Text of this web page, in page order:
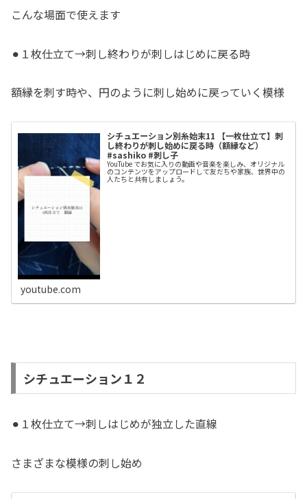
こんな場面で使えます
⚫︎１枚仕立て→刺し終わりが刺しはじめに戻る時
額縁を刺す時や、円のように刺し始めに戻っていく模様
シチュエーション別糸始末11 【一枚仕立て】刺
し終わりが刺し始めに戻る時（額縁など）
#sashiko #刺し子
YouTube でお気に入りの動画や音楽を楽しみ、オリジナル
のコンテンツをアップロードして友だちや家族、世界中の
人たちと共有しましょう。
youtube.com
シチュエーション１２
⚫︎１枚仕立て→刺しはじめが独立した直線
さまざまな模様の刺し始め